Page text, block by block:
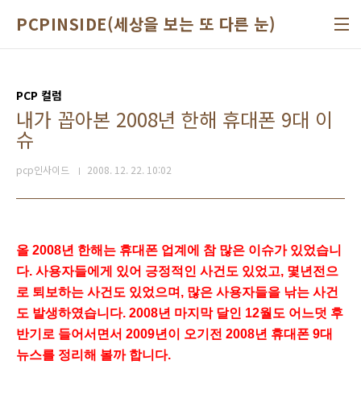
PCPINSIDE(세상을 보는 또 다른 눈)
PCP 컬럼
내가 꼽아본 2008년 한해 휴대폰 9대 이
슈
pcp인사이드 2008. 12. 22. 10:02
올 2008년 한해는 휴대폰 업계에 참 많은 이슈가 있었습니
다. 사용자들에게 있어 긍정적인 사건도 있었고, 몇년전으
로 퇴보하는 사건도 있었으며, 많은 사용자들을 낚는 사건
도 발생하였습니다. 2008년 마지막 달인 12월도 어느덧 후
반기로 들어서면서 2009년이 오기전 2008년 휴대폰 9대
뉴스를 정리해 볼까 합니다.